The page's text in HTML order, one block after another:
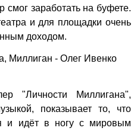
смог заработать на буфете.
и для площадки очень
доходом.
Миллиган - Олег Ивенко
"Личности Миллигана",
показывает то, что
и идёт в ногу с мировым